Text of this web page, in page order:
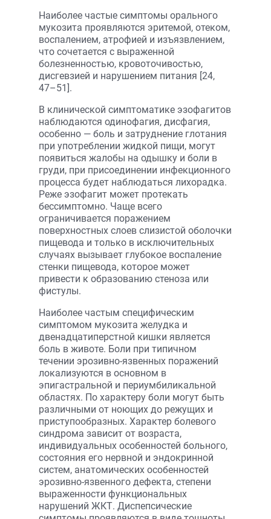
Наиболее частые симптомы орального
мукозита проявляются эритемой, отеком,
воспалением, атрофией и изъязвлением,
что сочетается с выраженной
болезненностью, кровоточивостью,
дисгевзией и нарушением питания [24,
47–51].
В клинической симптоматике эзофагитов
наблюдаются одинофагия, дисфагия,
особенно — боль и затруднение глотания
при употреблении жидкой пищи, могут
появиться жалобы на одышку и боли в
груди, при присоединении инфекционного
процесса будет наблюдаться лихорадка.
Реже эзофагит может протекать
бессимптомно. Чаще всего
ограничивается поражением
поверхностных слоев слизистой оболочки
пищевода и только в исключительных
случаях вызывает глубокое воспаление
стенки пищевода, которое может
привести к образованию стеноза или
фистулы.
Наиболее частым специфическим
симптомом мукозита желудка и
двенадцатиперстной кишки является
боль в животе. Боли при типичном
течении эрозивно-язвенных поражений
локализуются в основном в
эпигастральной и периумбиликальной
областях. По характеру боли могут быть
различными от ноющих до режущих и
приступообразных. Характер болевого
синдрома зависит от возраста,
индивидуальных особенностей больного,
состояния его нервной и эндокринной
систем, анатомических особенностей
эрозивно-язвенного дефекта, степени
выраженности функциональных
нарушений ЖКТ. Диспепсические